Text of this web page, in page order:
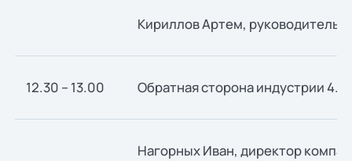
Кириллов Артем, руководитель
12.30 – 13.00 Обратная сторона индустрии
Нагорных Иван, директор